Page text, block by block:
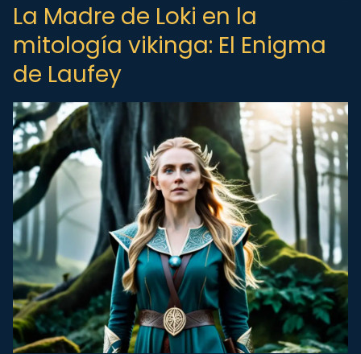
La Madre de Loki en la
mitología vikinga: El Enigma
de Laufey